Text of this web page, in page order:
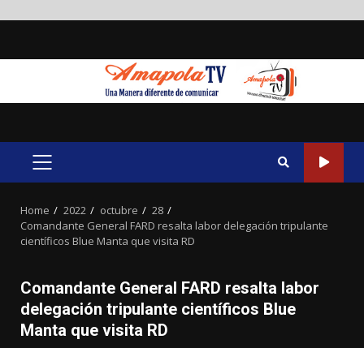
PRIMARY
Home 2022 octubre
28
Comandante General FARD resalta labor delegación tripulante
científicos Blue Manta que visita RD
Comandante General FARD resalta labor
delegación tripulante científicos Blue
Manta que visita RD